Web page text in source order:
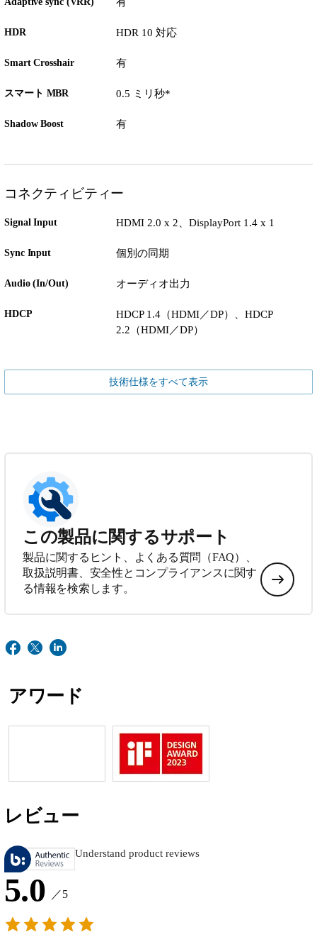
HDR HDR 10 対応
Smart Crosshair 有
スマート MBR 0.5 ミリ秒*
Shadow Boost 有
コネクティビティー
Signal Input HDMI 2.0 x 2、DisplayPort 1.4 x 1
Sync Input 個別の同期
Audio (In/Out) オーディオ出力
HDCP
HDCP 1.4（HDMI／DP）、HDCP
2.2（HDMI／DP）
技術仕様をすべて表示
この製品に関するサポート
製品に関するヒント、よくある質問（FAQ）、
取扱説明書、安全性とコンプライアンスに関す
る情報を検索します。
アワード
レビュー
Understand product reviews
5.0 ／5